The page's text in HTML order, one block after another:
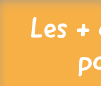
Les +